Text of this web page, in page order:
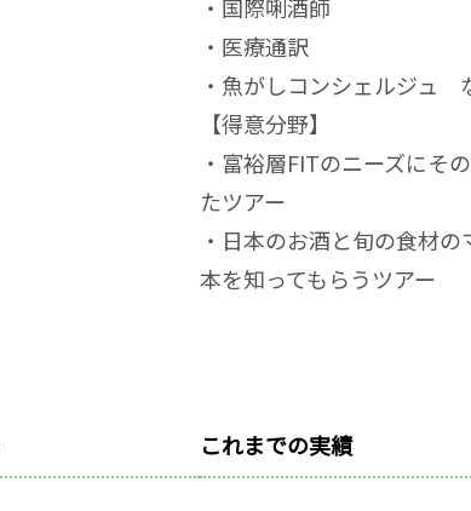
・国際唎酒師
・医療通訳
・魚がしコンシェルジュ
【得意分野】
・富裕層FITのニーズにそ
たツアー
・日本のお酒と旬の食材
本を知ってもらうツアー
これまでの実績